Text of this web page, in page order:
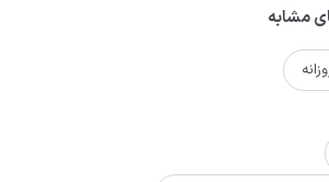
مشابه